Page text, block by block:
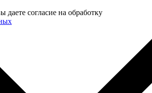
согласие на обработку